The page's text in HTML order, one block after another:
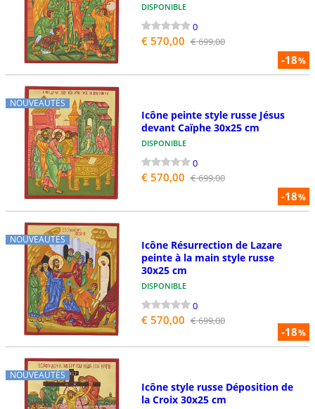
-18%
DISPONIBLE
0
€ 570,00 € 699,00
NOUVEAUTÉS
-18%
Icône peinte style russe Jésus
devant Caïphe 30x25 cm
DISPONIBLE
0
€ 570,00 € 699,00
NOUVEAUTÉS
-18%
Icône Résurrection de Lazare
peinte à la main style russe
30x25 cm
DISPONIBLE
0
€ 570,00 € 699,00
NOUVEAUTÉS
Icône style russe Déposition de
la Croix 30x25 cm